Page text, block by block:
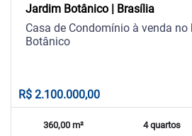
Jardim Botânico | Brasília
Casa de Condomínio à venda
Botânico
R$ 2.100.000,00
360,00 m² 4 quartos